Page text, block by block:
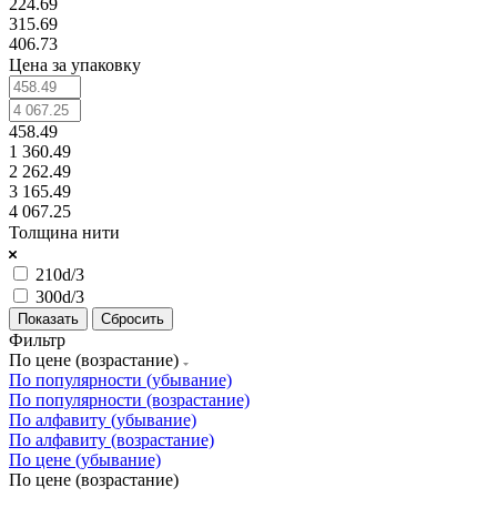
315.69
406.73
Цена за упаковку
458.49
1 360.49
2 262.49
3 165.49
4 067.25
Толщина нити
210d/3
300d/3
Сбросить
Фильтр
По цене (возрастание)
По популярности (убывание)
По популярности (возрастание)
По алфавиту (убывание)
По алфавиту (возрастание)
По цене (убывание)
По цене (возрастание)